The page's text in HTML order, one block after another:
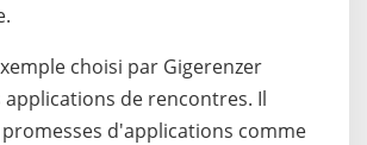
choisi par Gigerenzer
applications de rencontres. Il
d'applications comme